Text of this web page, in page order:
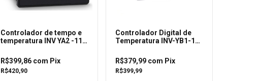
Controlador de tempo e
temperatura INV YA2 -11-
R$420,90
R$399,86 com Pix
Controlador Digital de
Temperatura INV-YB1-11-
R$399,99
R$379,99 com Pix